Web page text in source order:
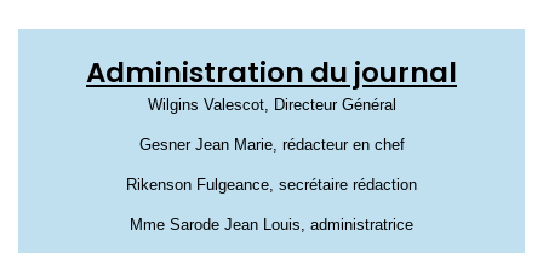
Administration du journal
Wilgins Valescot, Directeur Général
Gesner Jean Marie, rédacteur en chef
Rikenson Fulgeance, secrétaire rédaction
Mme Sarode Jean Louis, administratrice